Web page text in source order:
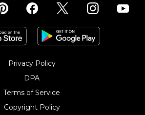
Privacy Policy
DPA
Terms of Service
Copyright Policy‎